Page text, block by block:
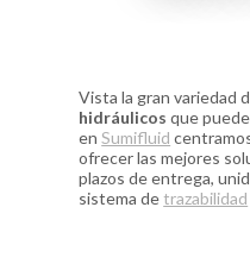
Vista la gran variedad
hidráulicos que
enSumifluid
ofrecer las mejores
plazos de entrega,
sistema de trazabilidad